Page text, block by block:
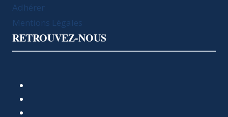
Adhérer
Mentions Légales
RETROUVEZ-NOUS